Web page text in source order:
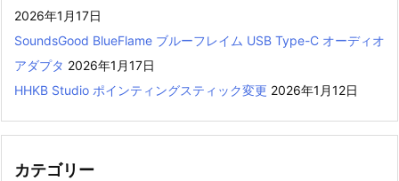
2026年1月17日
SoundsGood BlueFlame ブルーフレイム USB Type-C オーディオ
アダプタ 2026年1月17日
HHKB Studio ポインティングスティック変更 2026年1月12日
カテゴリー